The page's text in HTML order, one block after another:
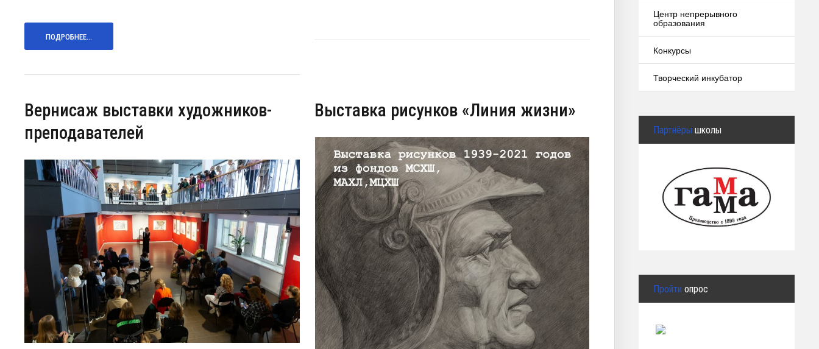
ПОДРОБНЕЕ...
Вернисаж выставки художников-
преподавателей
Выставка рисунков «Линия жизни»
Центр непрерывного
образования
Конкурсы
Творческий инкубатор
Партнёры школы
Пройти опрос